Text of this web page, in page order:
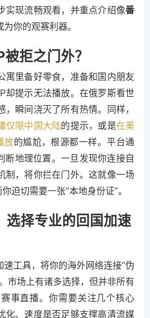
实现流畅观看，并重点介绍像番
你的观赛利器。
拒之门外？
寓里备好零食，准备和国内朋友
却提示无法播放。在俄罗斯看世
瞬间浇灭了所有热情。同样，
仅限中国大陆的提示，或是在美
放的尴尬，根源都一样。平台通
断地理位置。一旦发现你连接自
制，将你拦在门外。这就像一场
迫切需要一张“本地身份证”。
选择专业的回国加速
工具，将你的海外网络连接“伪
市场上有诸多选择，但并非所有
事直播。你需要关注几个核心
化、速度是否足够支撑高清流媒